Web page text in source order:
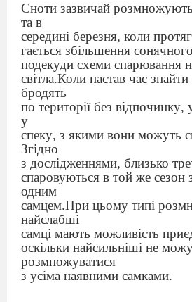
Єноти зазвичай
та в
середині березня, коли
гається збільшення сонячного
подекуди схеми спарювання
світла.Коли настав час знайти
бродять
по території без відпочинку,
у
спеку, з якими вони можуть
Згідно
з дослідженнями, близько
спаровуються в той же сезон
одним
самцем.При цьому типі
найслабші
самці мають можливість
оскільки найсильніші не
розмножуватися
з усіма наявними самками.